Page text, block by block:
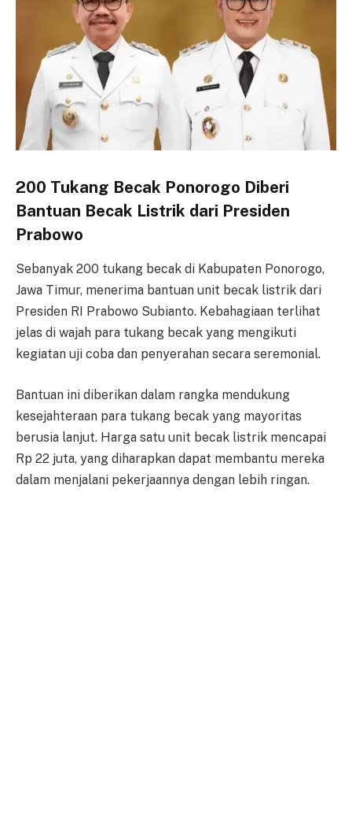
200 Tukang Becak Ponorogo Diberi
Bantuan Becak Listrik dari Presiden
Prabowo
Sebanyak 200 tukang becak di Kabupaten Ponorogo,
Jawa Timur, menerima bantuan unit becak listrik dari
Presiden RI Prabowo Subianto. Kebahagiaan terlihat
jelas di wajah para tukang becak yang mengikuti
kegiatan uji coba dan penyerahan secara seremonial.
Bantuan ini diberikan dalam rangka mendukung
kesejahteraan para tukang becak yang mayoritas
berusia lanjut. Harga satu unit becak listrik mencapai
Rp 22 juta, yang diharapkan dapat membantu mereka
dalam menjalani pekerjaannya dengan lebih ringan.